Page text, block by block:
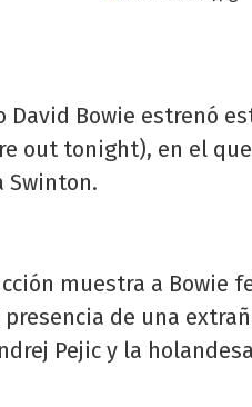
David Bowie estrenó
out tonight), en el
Swinton.
muestra a Bowie
de una
Pejic y la